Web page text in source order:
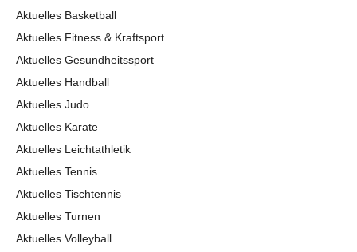
Aktuelles Basketball
Aktuelles Fitness & Kraftsport
Aktuelles Gesundheitssport
Aktuelles Handball
Aktuelles Judo
Aktuelles Karate
Aktuelles Leichtathletik
Aktuelles Tennis
Aktuelles Tischtennis
Aktuelles Turnen
Aktuelles Volleyball